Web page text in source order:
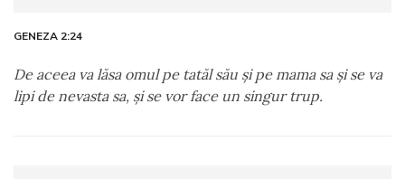
GENEZA 2:24
De aceea va lăsa omul pe tatăl său şi pe mama sa şi se va
lipi de nevasta sa, şi se vor face un singur trup.